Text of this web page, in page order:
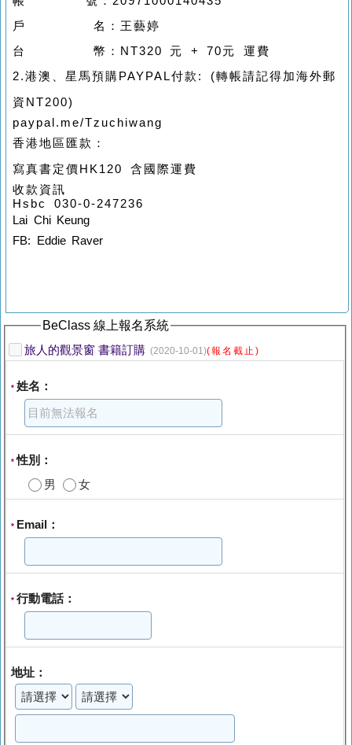
戶 名：王藝婷
台 幣：NT320 元 + 70元 運費
2.港澳、星馬預購PAYPAL付款: (轉帳請記得加海外郵
資NT200)
paypal.me/Tzuchiwang
香港地區匯款：
寫真書定價HK120 含國際運費
收款資訊
Hsbc 030-0-247236
Lai Chi Keung
FB: Eddie Raver
BeClass 線上報名系統
旅人的觀景窗 書籍訂購 (2020-10-01)(報名截止)
* 姓名：
*性別：
男
女
* Email：
* 行動電話：
地址：